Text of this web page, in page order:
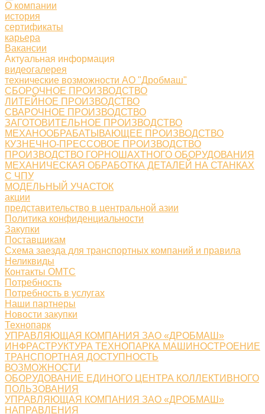
О компании
история
сертификаты
карьера
Вакансии
Актуальная информация
видеогалерея
технические возможности АО "Дробмаш"
СБОРОЧНОЕ ПРОИЗВОДСТВО
ЛИТЕЙНОЕ ПРОИЗВОДСТВО
СВАРОЧНОЕ ПРОИЗВОДСТВО
ЗАГОТОВИТЕЛЬНОЕ ПРОИЗВОДСТВО
МЕХАНООБРАБАТЫВАЮЩЕЕ ПРОИЗВОДСТВО
КУЗНЕЧНО-ПРЕССОВОЕ ПРОИЗВОДСТВО
ПРОИЗВОДСТВО ГОРНОШАХТНОГО ОБОРУДОВАНИЯ
МЕХАНИЧЕСКАЯ ОБРАБОТКА ДЕТАЛЕЙ НА СТАНКАХ
С ЧПУ
МОДЕЛЬНЫЙ УЧАСТОК
акции
представительство в центральной азии
Политика конфиденциальности
Закупки
Поставщикам
Схема заезда для транспортных компаний и правила
Неликвиды
Контакты ОМТС
Потребность
Потребность в услугах
Наши партнеры
Новости закупки
Технопарк
УПРАВЛЯЮЩАЯ КОМПАНИЯ ЗАО «ДРОБМАШ»
ИНФРАСТРУКТУРА ТЕХНОПАРКА МАШИНОСТРОЕНИЕ
ТРАНСПОРТНАЯ ДОСТУПНОСТЬ
ВОЗМОЖНОСТИ
ОБОРУДОВАНИЕ ЕДИНОГО ЦЕНТРА КОЛЛЕКТИВНОГО
ПОЛЬЗОВАНИЯ
УПРАВЛЯЮЩАЯ КОМПАНИЯ ЗАО «ДРОБМАШ»
НАПРАВЛЕНИЯ